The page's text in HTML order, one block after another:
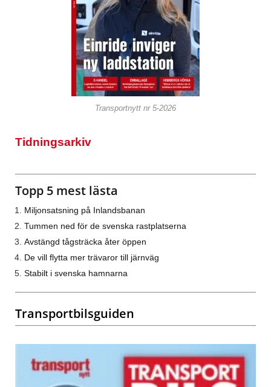
Transportnytt nr 5-2026
Tidningsarkiv
Topp 5 mest lästa
Miljonsatsning på Inlandsbanan
Tummen ned för de svenska rastplatserna
Avstängd tågsträcka åter öppen
De vill flytta mer trävaror till järnväg
Stabilt i svenska hamnarna
Transportbilsguiden